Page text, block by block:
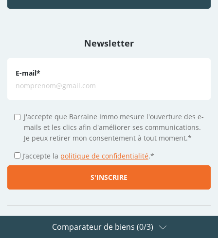
Newsletter
E-mail*
J'accepte que Barraine Immo mesure l'ouverture des e-
mails et les clics afin d'améliorer ses communications.
Je peux retirer mon consentement à tout moment.*
J’accepte la politique de confidentialité.*
Suivez-nous sur les réseaux
Comparateur de biens (0/3)